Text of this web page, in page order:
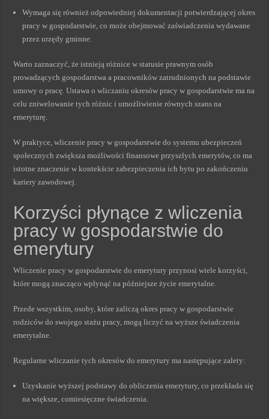
Wymaga się również odpowiedniej dokumentacji potwierdzającej okres
pracy w gospodarstwie, co może obejmować zaświadczenia wydawane
przez urzędy gminne.
Warto zaznaczyć, że istnieją różnice w statusie prawnym osób
prowadzących gospodarstwa a pracowników zatrudnionych na podstawie
umowy o pracę. Ustawa o wliczaniu okresów pracy w gospodarstwie ma na
celu zniwelowanie tych różnic i umożliwienie równych szans na
emeryturę.
W praktyce, wliczenie pracy w gospodarstwie do systemu ubezpieczeń
społecznych zwiększa możliwości finansowe przyszłych emerytów, co ma
istotne znaczenie w kontekście zabezpieczenia ich bytu po zakończeniu
kariery zawodowej.
Korzyści płynące z wliczenia
pracy w gospodarstwie do
emerytury
Wliczenie pracy w gospodarstwie do emerytury przynosi wiele korzyści,
które mogą znacząco wpłynąć na późniejsze życie emerytalne.
Przede wszystkim, osoby, które zaliczą okres pracy w gospodarstwie
rodziców do swojego stażu pracy, mogą liczyć na wyższe świadczenia
emerytalne.
Regularne wliczanie tych okresów do emerytury ma następujące zalety:
Uzyskanie wyższej podstawy do obliczenia emerytury, co przekłada się
na większe, comiesięczne świadczenia.